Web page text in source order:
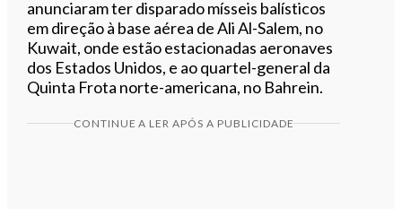
anunciaram ter disparado mísseis balísticos
em direção à base aérea de Ali Al-Salem, no
Kuwait, onde estão estacionadas aeronaves
dos Estados Unidos, e ao quartel-general da
Quinta Frota norte-americana, no Bahrein.
CONTINUE A LER APÓS A PUBLICIDADE